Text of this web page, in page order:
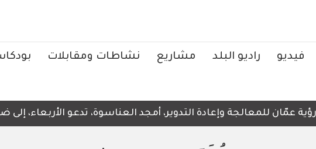
فيديو راديو البلد مشاريع نشاطات ومقابلات
للمعالجة وإعادة التدوير، أمجد العناسوة، تدعو الأربعاء، إلى